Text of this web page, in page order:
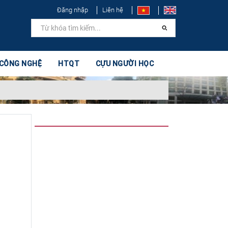
Đăng nhập Liên hệ
NGHỆ HTQT CỰU NGƯỜI HỌC